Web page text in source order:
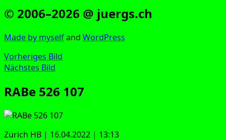
© 2006–2026 @ juergs.ch
Made by mys­elfand Word­Press
Vorheriges Bild
Nächstes Bild
RABe 526 107
Zürich HB | 16.04.2022 | 13:13